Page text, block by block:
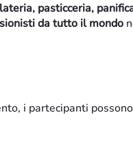
pasticceria,
da tutto il mondo
i partecipanti